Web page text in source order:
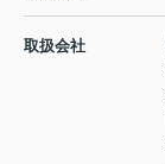
取扱会社